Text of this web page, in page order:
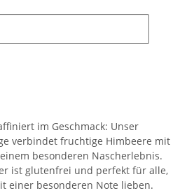
im Geschmack: Unser
verbindet fruchtige Himbeere mit
besonderen Nascherlebnis.
ist glutenfrei und perfekt für alle,
einer besonderen Note lieben.